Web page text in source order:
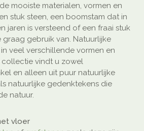
mooiste materialen, vormen en
stuk steen, een boomstam dat in
jaren is versteend of een fraai stuk
graag gebruik van. Natuurlijke
veel verschillende vormen en
collectie vindt u zowel
en alleen uit puur natuurlijke
natuurlijke gedenktekens die
natuur.
vloer